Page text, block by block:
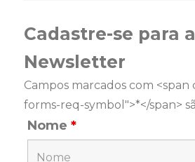
Cadastre-se para a
Newsletter
Campos marcados com <span
forms-req-symbol">*</span>
Nome*